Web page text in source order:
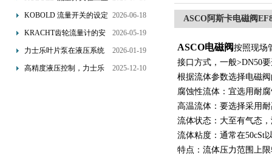
管道水流量监测中的应用
KOBOLD 流量开关的设定
流量调节与刻度指示
2026-06-18
KRACHT齿轮流量计的安
装要求：直管段、过滤器
2026-05-19
力士乐叶片泵在液压系统
中的应用分析
2026-01-19
高精度液压控制，力士乐
2025-12-10
ASCO阿斯卡电磁阀
ASCO电磁阀按照现场
接口方式，一般>DN50
根据流体参数选择电磁
腐蚀性流体：宜选用耐
高温流体：要选择采用
流体状态：大至有气态
流体粘度：通常在50cSt
特点：流体压力范围上